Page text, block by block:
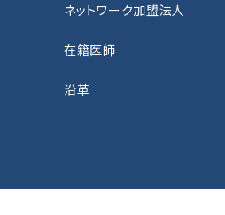
ネットワーク加盟法人
在籍医師
沿革